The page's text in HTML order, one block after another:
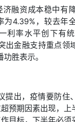
济融资成本稳中有
为4.39%，较去年
利率水平创下有
出金融支持重点领
胜表示。
提出，疫情要防住
预期因素出现，上
目标，下半年必须